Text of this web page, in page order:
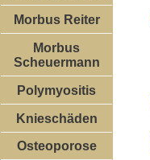
Morbus Reiter
Morbus
Scheuermann
Polymyositis
Knieschäden
Osteoporose